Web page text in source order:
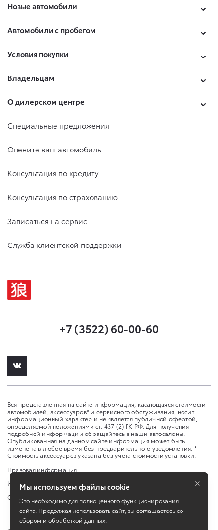
Новые автомобили
Автомобили с пробегом
Условия покупки
Владельцам
О дилерском центре
Специальные предложения
Оцените ваш автомобиль
Консультация по кредиту
Консультация по страхованию
Записаться на сервис
Служба клиентской поддержки
+7 (3522) 60-00-60
Вся представленная на сайте информация, касающаяся стоимости
автомобилей, аксессуаров* и сервисного обслуживания, носит
информационный характер и не является публичной офертой,
определяемой положениями ст. 437 (2) ГК РФ. Для получения
подробной информации обращайтесь в наши автосалоны.
Опубликованная на данном сайте информация может быть
изменена в любое время без предварительного уведомления. *
Стоимость аксессуаров указана без учета стоимости установки.
Правовая информация
Изменить настройку cookies
Сбросить cookie
Мы используем файлы cookie
Это необходимо для полноценного функционирования
сайта. Продолжая использовать сайт, вы соглашаетесь со
сбором и обработкой данных.
×